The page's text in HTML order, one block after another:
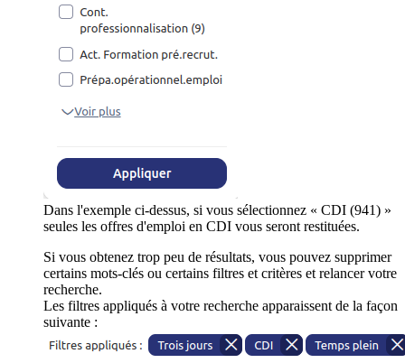
Dans l'exemple ci-dessus, si vous sélectionnez « CDI (941) »
seules les offres d'emploi en CDI vous seront restituées.
Si vous obtenez trop peu de résultats, vous pouvez supprimer
certains mots-clés ou certains filtres et critères et relancer votre
recherche.
Les filtres appliqués à votre recherche apparaissent de la façon
suivante :